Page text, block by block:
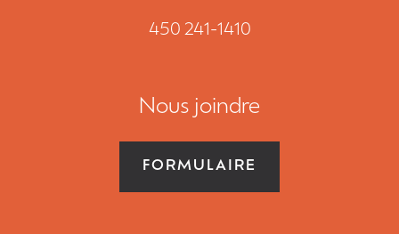
450 241-1410
Nous joindre
FORMULAIRE